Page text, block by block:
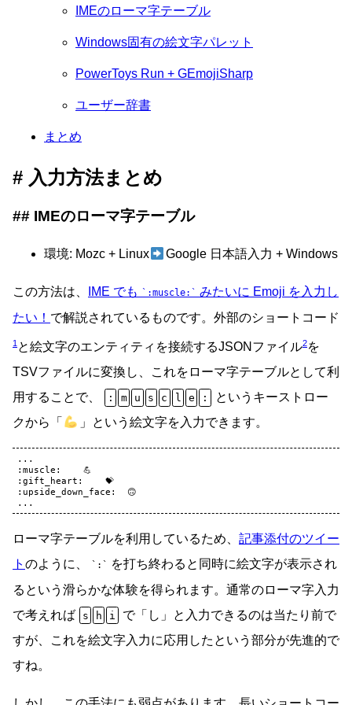
IMEのローマ字テーブル
Windows固有の絵文字パレット
PowerToys Run + GEmojiSharp
ユーザー辞書
まとめ
入力方法まとめ
IMEのローマ字テーブル
環境: Mozc + Linux Google 日本語入力 + Windows
この方法は、 IME でも :muscle:
みたいに Emoji を入力し
たい！ で解説されているものです。外部のショートコード
1 と絵文字のエンティティを接続するJSONファイル2を
TSVファイルに変換し、これをローマ字テーブルとして利
用することで、
: m u s c l e :
というキーストロー
クから「
」という絵文字を入力できます。
...
:muscle:    💪
:gift_heart:    💝
:upside_down_face:  🙃
ローマ字テーブルを利用しているため、 記事添付のツイー
ト のように、 :
を打ち終わると同時に絵文字が表示され
るという滑らかな体験を得られます。通常のローマ字入力
で考えれば
s h i
で「し」と入力できるのは当たり前で
すが、これを絵文字入力に応用したという部分が先進的で
すね。